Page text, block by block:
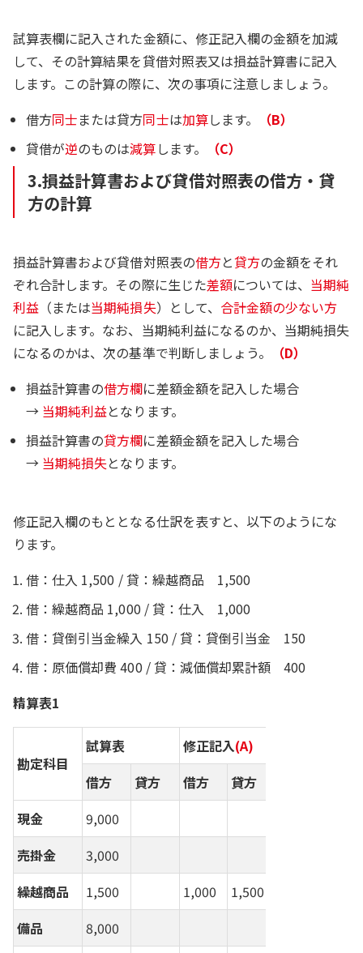
試算表欄に記入された金額に、修正記入欄の金額を加減
して、その計算結果を貸借対照表又は損益計算書に記入
します。この計算の際に、次の事項に注意しましょう。
借方同士または貸方同士は加算します。
（B）
貸借が逆のものは減算します。 （C）
3.損益計算書および貸借対照表の借方・貸
方の計算
損益計算書および貸借対照表の借方と貸方の金額をそれ
ぞれ合計します。その際に生じた差額については、 当期純
利益 （または当期純損失）として、 合計金額の少ない方
に記入します。なお、当期純利益になるのか、当期純損失
になるのかは、次の基準で判断しましょう。
（D）
損益計算書の借方欄に差額金額を記入した場合
→ 当期純利益となります。
損益計算書の貸方欄に差額金額を記入した場合
→ 当期純損失となります。
修正記入欄のもととなる仕訳を表すと、以下のようにな
ります。
借：仕入 1,500 / 貸：繰越商品 1,500
借：繰越商品 1,000 / 貸：仕入 1,000
借：貸倒引当金繰入 150 / 貸：貸倒引当金 150
借：原価償却費 400 / 貸：減価償却累計額 400
精算表1
勘定科目
試算表 修正記入(A)
借方
貸方 借方 貸方
現金
9,000
売掛金
3,000
繰越商品
1,500 1,000
1,500
備品
8,000